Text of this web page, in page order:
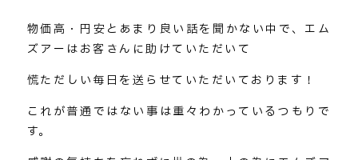
物価高・円安とあまり良い話を聞かない中で、エム
ズアーはお客さんに助けていただいて
慌ただしい毎日を送らせていただいております！
これが普通ではない事は重々わかっているつもりで
す。